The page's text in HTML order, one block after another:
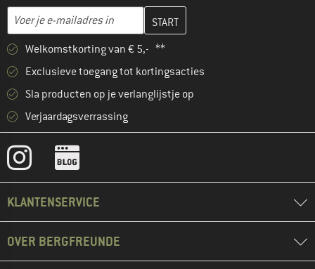
E-mailadres
Vul je e-mailadres hier in en maak in de volgende stap je
Welkomstkorting van € 5,- **
Exclusieve toegang tot kortingsacties
Sla producten op je verlanglijstje op
Verjaardagsverrassing
KLANTENSERVICE
OVER BERGFREUNDE